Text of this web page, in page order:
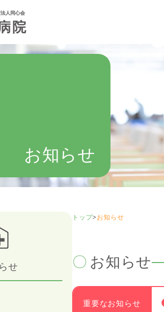
人同心会
院
お知らせ
せ
トップ> お知らせ
お知らせ
重要なお知らせ